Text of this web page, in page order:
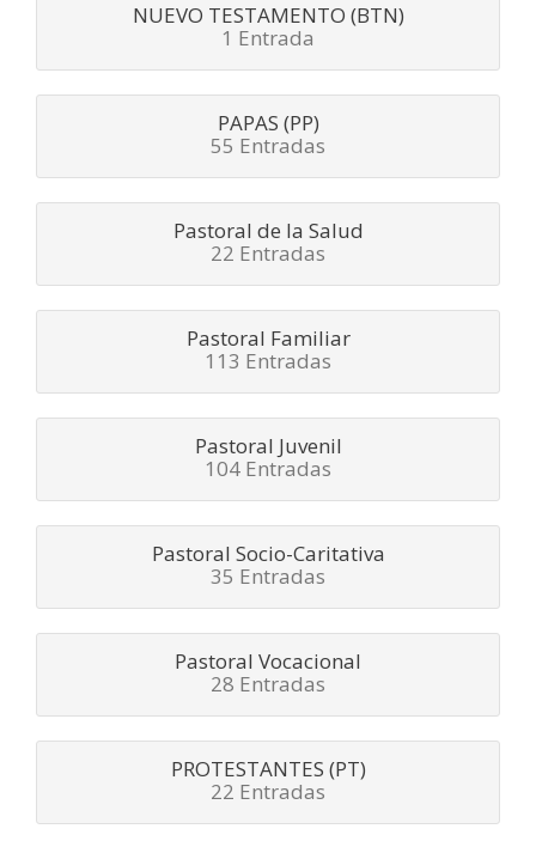
NUEVO TESTAMENTO (BTN)
1 Entrada
PAPAS (PP)
55 Entradas
Pastoral de la Salud
22 Entradas
Pastoral Familiar
113 Entradas
Pastoral Juvenil
104 Entradas
Pastoral Socio-Caritativa
35 Entradas
Pastoral Vocacional
28 Entradas
PROTESTANTES (PT)
22 Entradas